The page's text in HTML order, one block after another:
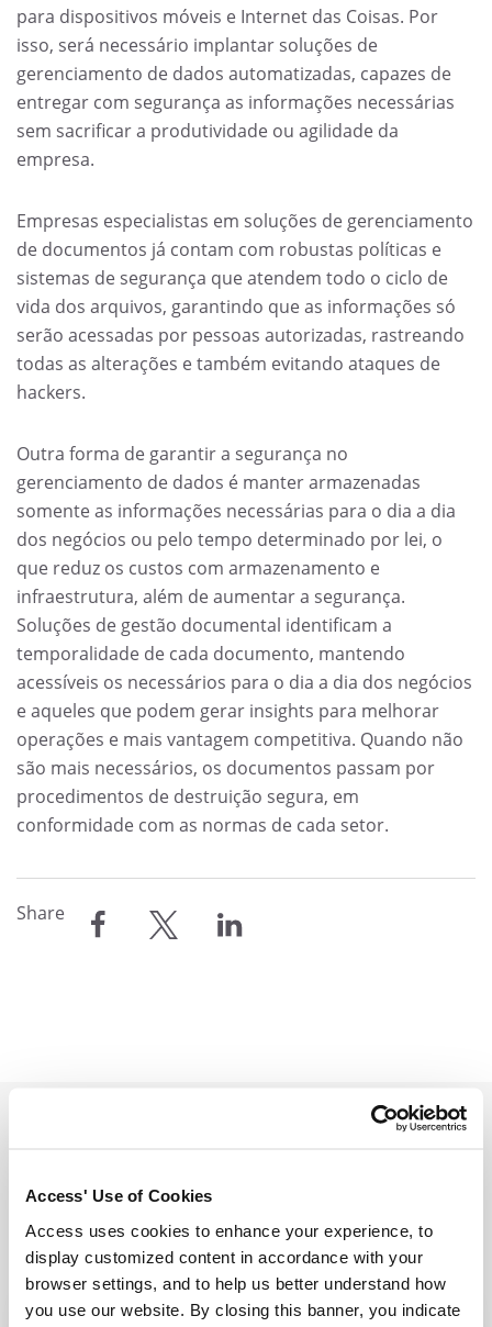
Access' Use of Cookies
Access uses cookies to enhance your experience, to
display customized content in accordance with your
browser settings, and to help us better understand how
you use our website. By closing this banner, you indicate
Share
para dispositivos móveis e Internet das Coisas. Por
isso, será necessário implantar soluções de
gerenciamento de dados automatizadas, capazes de
entregar com segurança as informações necessárias
sem sacrificar a produtividade ou agilidade da
empresa.
Empresas especialistas em soluções de gerenciamento
de documentos já contam com robustas políticas e
sistemas de segurança que atendem todo o ciclo de
vida dos arquivos, garantindo que as informações só
serão acessadas por pessoas autorizadas, rastreando
todas as alterações e também evitando ataques de
hackers.
Outra forma de garantir a segurança no
gerenciamento de dados é manter armazenadas
somente as informações necessárias para o dia a dia
dos negócios ou pelo tempo determinado por lei, o
que reduz os custos com armazenamento e
infraestrutura, além de aumentar a segurança.
Soluções de gestão documental identificam a
temporalidade de cada documento, mantendo
acessíveis os necessários para o dia a dia dos negócios
e aqueles que podem gerar insights para melhorar
operações e mais vantagem competitiva. Quando não
são mais necessários, os documentos passam por
procedimentos de destruição segura, em
conformidade com as normas de cada setor.
View all resources